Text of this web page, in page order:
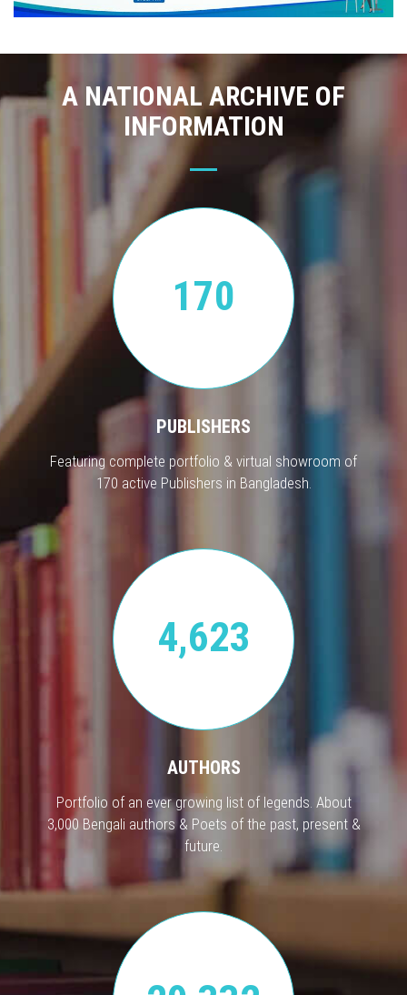
A NATIONAL ARCHIVE OF
INFORMATION
170
PUBLISHERS
Featuring complete portfolio & virtual showroom of
170 active Publishers in Bangladesh.
4,623
AUTHORS
Portfolio of an ever growing list of legends. About
3,000 Bengali authors & Poets of the past, present &
future.